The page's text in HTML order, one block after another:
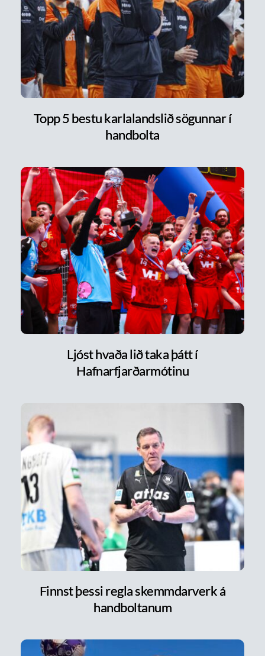
Topp 5 bestu karlalandslið sögunnar í
handbolta
Ljóst hvaða lið taka þátt í
Hafnarfjarðarmótinu
Finnst þessi regla skemmdarverk á
handboltanum